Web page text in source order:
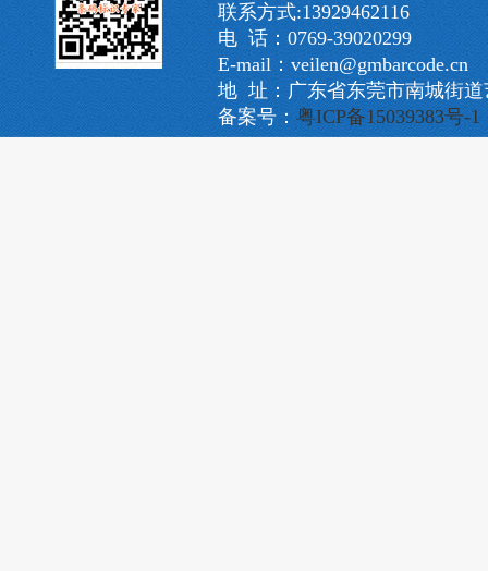
联系方式:13929462116
电 话：0769-39020299
E-mail：veilen@gmbarcode.cn
地 址：广东省东莞市南城街
备案号： 粤ICP备15039383号-1